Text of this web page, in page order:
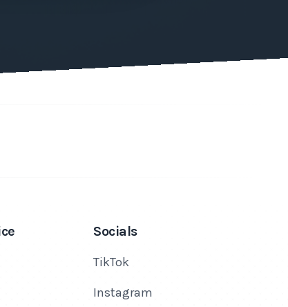
Socials
TikTok
Instagram